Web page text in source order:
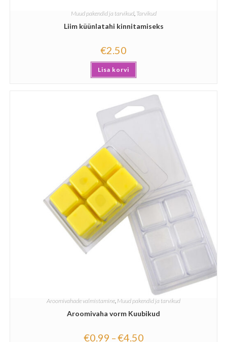
Muud pakendid ja tarvikud, Tarvikud
Liim küünlatahi kinnitamiseks
€2.50
Lisa korvi
Aroomivahade valmistamine Muud pakendid ja tarvikud
Aroomivaha vorm Kuubikud
€0.99 –€4.50